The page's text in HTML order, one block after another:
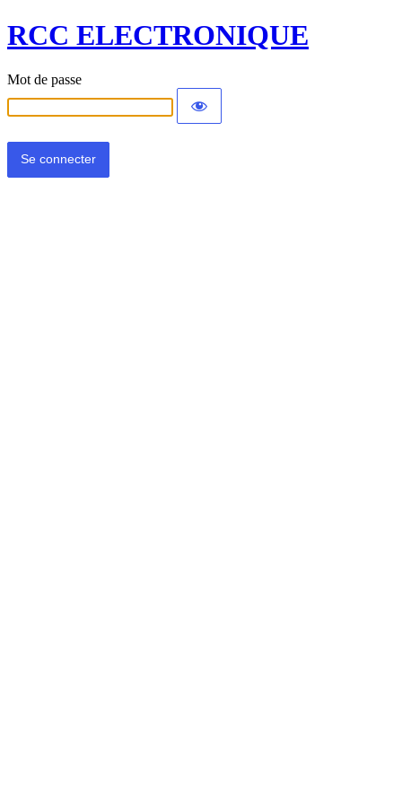
RCC ELECTRONIQUE
Mot de passe